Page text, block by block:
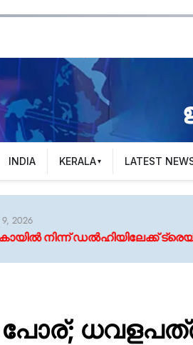
INDIA KERALA LATEST
ട്രെയിൻ; പാകിസ്ഥാൻ വഴി